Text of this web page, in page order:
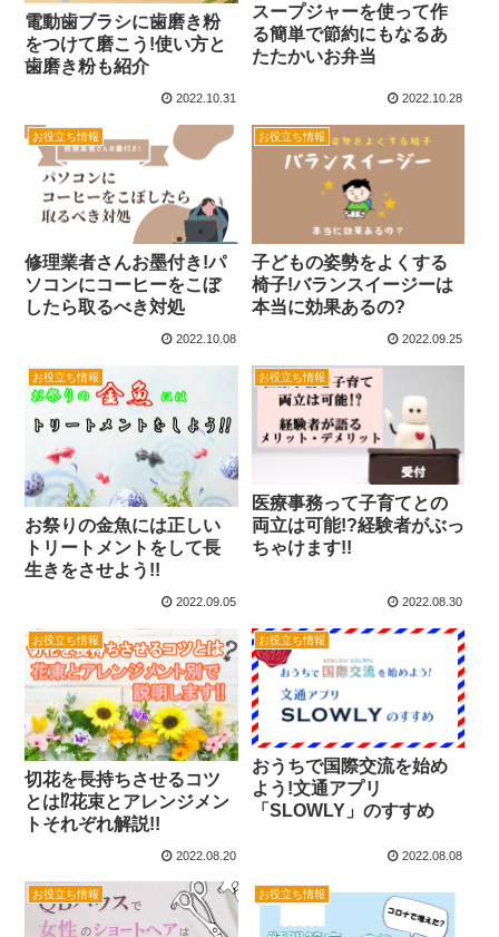
電動歯ブラシに歯磨き粉
をつけて磨こう!使い方と
歯磨き粉も紹介
2022.10.31
スープジャーを使って作
る簡単で節約にもなるあ
たたかいお弁当
2022.10.28
お役立ち情報
修理業者さんお墨付き!パ
ソコンにコーヒーをこぼ
したら取るべき対処
2022.10.08
お役立ち情報
子どもの姿勢をよくする
椅子!バランスイージーは
本当に効果あるの?
2022.09.25
お役立ち情報
お祭りの金魚には正しい
トリートメントをして長
生きをさせよう!!
2022.09.05
お役立ち情報
医療事務って子育てとの
両立は可能!?経験者がぶっ
ちゃけます!!
2022.08.30
お役立ち情報
切花を長持ちさせるコツ
とは⁉花束とアレンジメン
トそれぞれ解説!!
2022.08.20
お役立ち情報
おうちで国際交流を始め
よう!文通アプリ
「SLOWLY」のすすめ
2022.08.08
お役立ち情報 お役立ち情報